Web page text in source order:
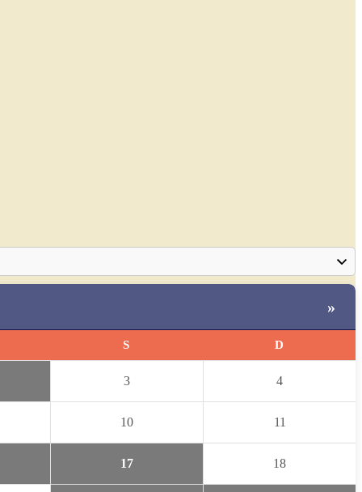
»
S D
3 4
10 11
17 18